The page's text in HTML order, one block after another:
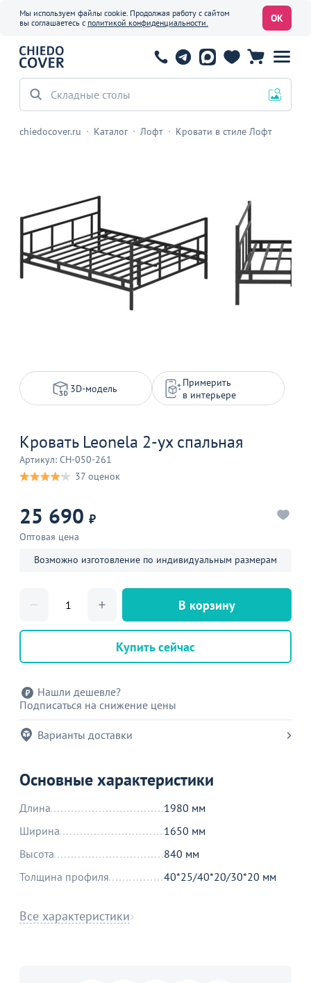
Мы используем файлы cookie. Продолжая работу с сайтом
вы соглашаетесь с политикой конфиденциальности. ОК
Складные столы
chiedocover.ru Каталог Лофт Кровати в стиле Лофт
3D-модель
Примерить
в интерьере
Кровать Leonela 2-ух спальная
Артикул: CH-050-261
37 оценок
25 690 ₽
Оптовая цена
Возможно изготовление по индивидуальным размерам
В корзину
Купить сейчас
Нашли дешевле?
Подписаться на снижение цены
Варианты доставки
Основные характеристики
Длина
1980 мм
Ширина
1650 мм
Высота
840 мм
Толщина профиля
40*25/40*20/30*20 мм
Все характеристики